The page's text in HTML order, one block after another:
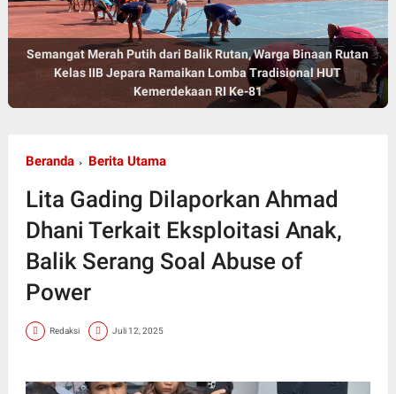
Semangat Merah Putih dari Balik Rutan, Warga Binaan Rutan
Kelas IIB Jepara Ramaikan Lomba Tradisional HUT
Kemerdekaan RI Ke-81
Raket Beradu, Solidaritas Bersatu: Rutan Kelas IIB Jepara
Meriahkan HUT RI Ke-81
Beranda Berita Utama
Lita Gading Dilaporkan Ahmad
Dhani Terkait Eksploitasi Anak,
Balik Serang Soal Abuse of
Power
Redaksi Juli 12, 2025